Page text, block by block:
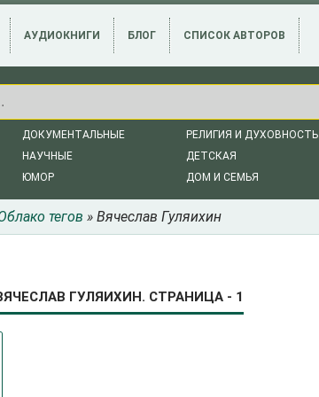
АУДИОКНИГИ БЛОГ СПИСОК АВТОРОВ
ДОКУМЕНТАЛЬНЫЕ
НАУЧНЫЕ
ЮМОР
РЕЛИГИЯ И ДУХОВНОСТЬ
ДЕТСКАЯ
ДОМ И СЕМЬЯ
тегов » Вячеслав Гуляихин
ГУЛЯИХИН. СТРАНИЦА - 1